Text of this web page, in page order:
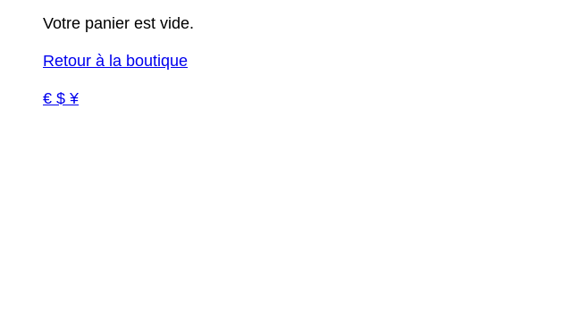
Votre panier est vide.
Retour à la boutique
€ $ ¥